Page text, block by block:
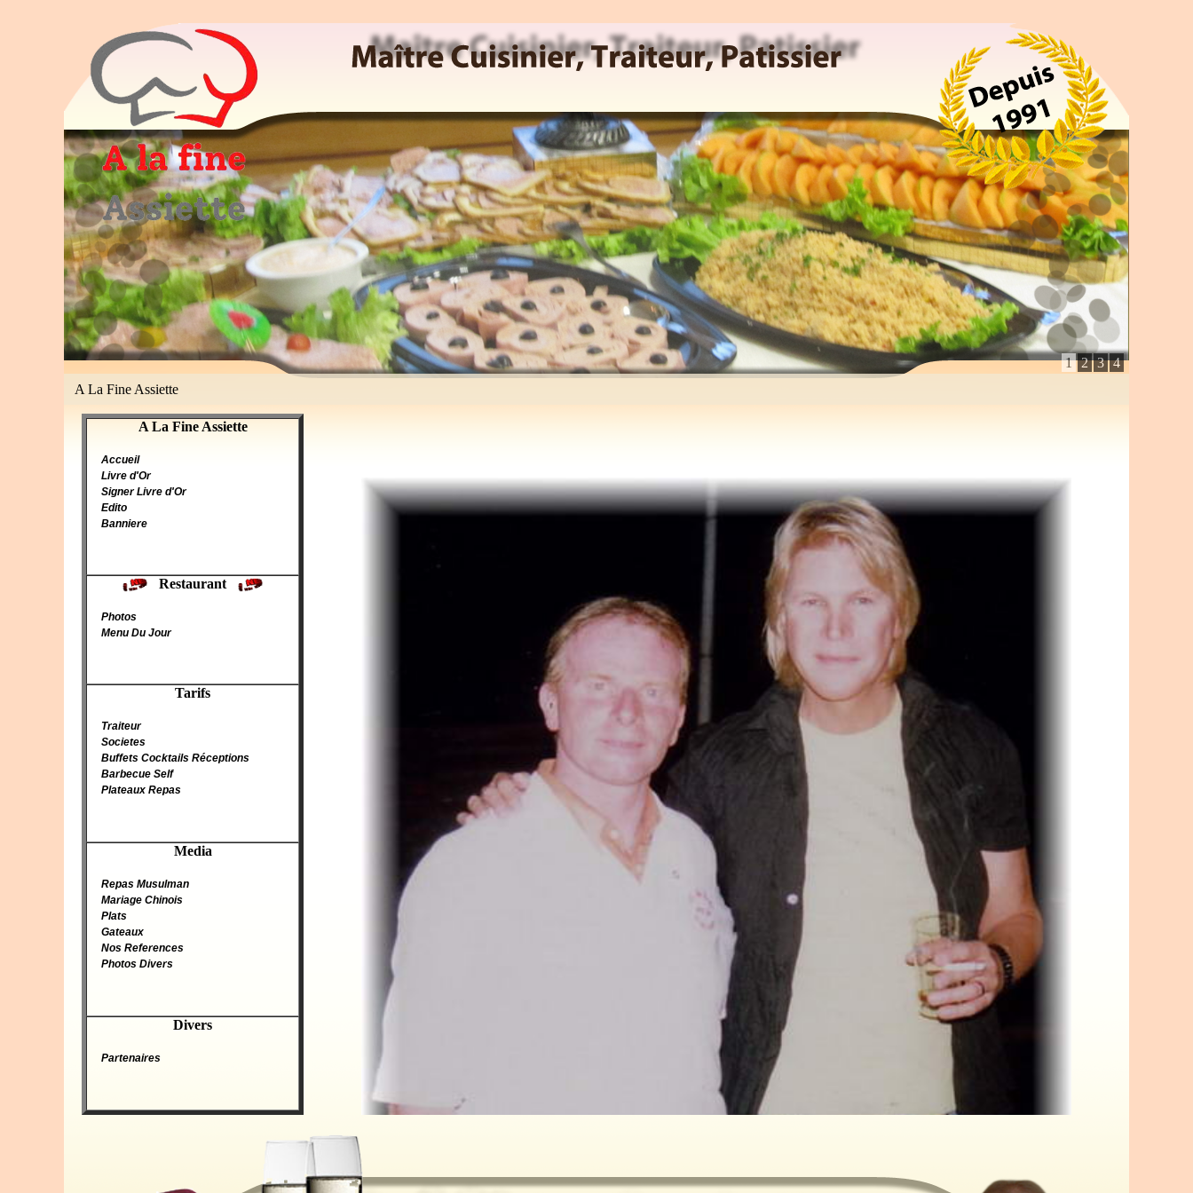
A La Fine Assiette
Maitre Cuisinier, Traiteur, Patissier
1 2 3 4
A La Fine Assiette
Accueil
Livre d'Or
Signer Livre d'Or
Edito
Banniere
Restaurant
Photos
Menu Du Jour
Tarifs
Traiteur
Societes
Buffets Cocktails Réceptions
Barbecue Self
Plateaux Repas
Media
Repas Musulman
Mariage Chinois
Plats
Gateaux
Nos References
Photos Divers
Divers
Partenaires